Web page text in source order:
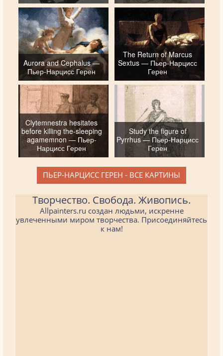
Aurora and Cephalus —
Пьер-Нарцисс Герен
The Return of Marcus
Sextus — Пьер-Нарцисс
Герен
Clytemnestra hesitates
before killing the-sleeping
agamemnon — Пьер-
Нарцисс Герен
Study the figure of
Pyrrhus — Пьер-Нарцисс
Герен
ПЬЕР-НАРЦИСС ГЕРЕН - ВСЕ КАРТИНЫ
Творчество. Свобода. Живопись.
Allpainters.ru создан людьми, искренне
увлеченными миром творчества. Присоединяйтесь
к нам!